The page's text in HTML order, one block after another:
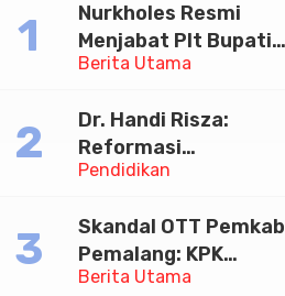
Berita Utama
Nurkholes Resmi
Menjabat Plt Bupati
Pemalang
Pendidikan
Dr. Handi Risza:
Reformasi
Pendidikan Tinggi
Terintegrasi Menuju
Indonesia Emas 2045
Berita Utama
Skandal OTT Pemkab
Pemalang: KPK
Tetapkan Bupati